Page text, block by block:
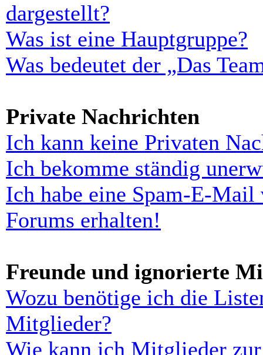
dargestellt?
Was ist eine Hauptgruppe?
Was bedeutet der „Das
Private Nachrichten
Ich kann keine Privaten
Ich bekomme ständig
Ich habe eine Spam-E-
Forums erhalten!
Freunde und ignorierte
Wozu benötige ich die
Mitglieder?
Wie kann ich Mitglieder